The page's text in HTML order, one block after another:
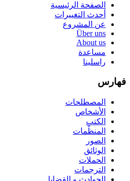
الصفحة الرئيسية
أحدث التغييرات
عن المشروع
Über uns
About us
مساعدة
راسلينا
فهارس
المصطلحات
الأشخاص
الكتب
المنظّمات
الصور
الوثائق
الحملات
الترجمات
الحوادث و القضايا